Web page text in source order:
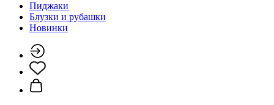
Пиджаки
Блузки и рубашки
Новинки